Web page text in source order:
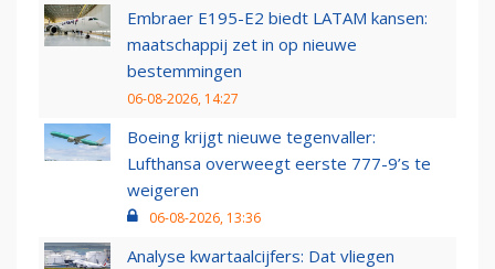
Embraer E195-E2 biedt LATAM kansen:
maatschappij zet in op nieuwe
bestemmingen
06-08-2026, 14:27
Boeing krijgt nieuwe tegenvaller:
Lufthansa overweegt eerste 777-9’s te
weigeren
06-08-2026, 13:36
Analyse kwartaalcijfers: Dat vliegen